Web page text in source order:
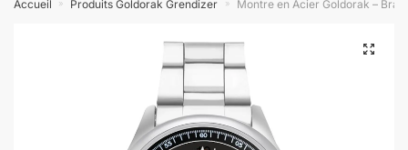
Accueil » Produits Goldorak Grendizer » Montre en Acier Goldorak –